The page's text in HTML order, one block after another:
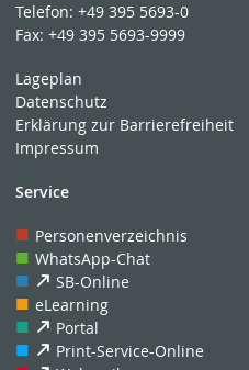
Telefon:+49 395 5693-0
Fax:+49 395 5693-9999
Lageplan
Datenschutz
Erklärung zur Barrierefreiheit
Impressum
Service
Personenverzeichnis
WhatsApp-Chat
SB-Online
eLearning
Portal
Print-Service-Online